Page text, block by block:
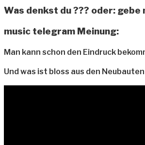
Was denkst du ??? oder: gebe
music telegram Meinung:
Man kann schon den Eindruck
Und was ist bloss aus den